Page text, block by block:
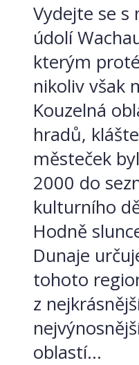
Vydejte se s
údolí
kterým
nikoliv však
Kouzelná
hradů,
městeček
2000 do
kulturního
Hodně
Dunaje
tohoto
z
oblastí...